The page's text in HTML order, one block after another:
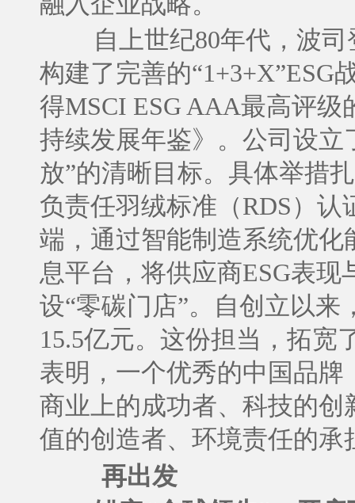
自上世纪80年代，波
构建了完善的“1+3+X”ESG
得MSCI ESG AAA最高评
持续发展年鉴》。公司设立
放”的清晰目标。具体举措
负责任羽绒标准（RDS）
端，通过智能制造系统优
息平台，将供应商ESG表
设“零碳门店”。自创立以
15.5亿元。这份担当，拓宽
表明，一个优秀的中国品
商业上的成功者、科技的
值的创造者、环境责任的
再出发